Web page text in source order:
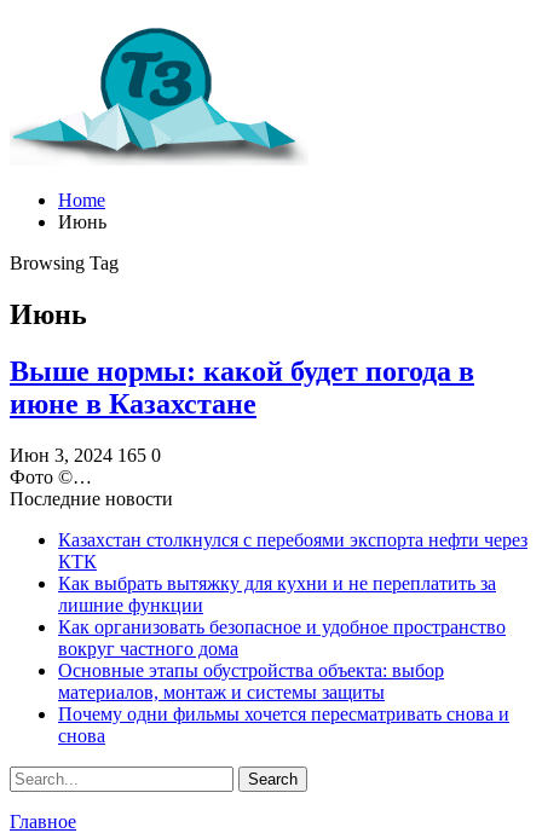
Home
Июнь
Browsing Tag
Июнь
Выше нормы: какой будет погода в
июне в Казахстане
Июн 3, 2024 165 0
Фото ©️…
Последние новости
Казахстан столкнулся с перебоями экспорта нефти через
КТК
Как выбрать вытяжку для кухни и не переплатить за
лишние функции
Как организовать безопасное и удобное пространство
вокруг частного дома
Основные этапы обустройства объекта: выбор
материалов, монтаж и системы защиты
Почему одни фильмы хочется пересматривать снова и
снова
Главное